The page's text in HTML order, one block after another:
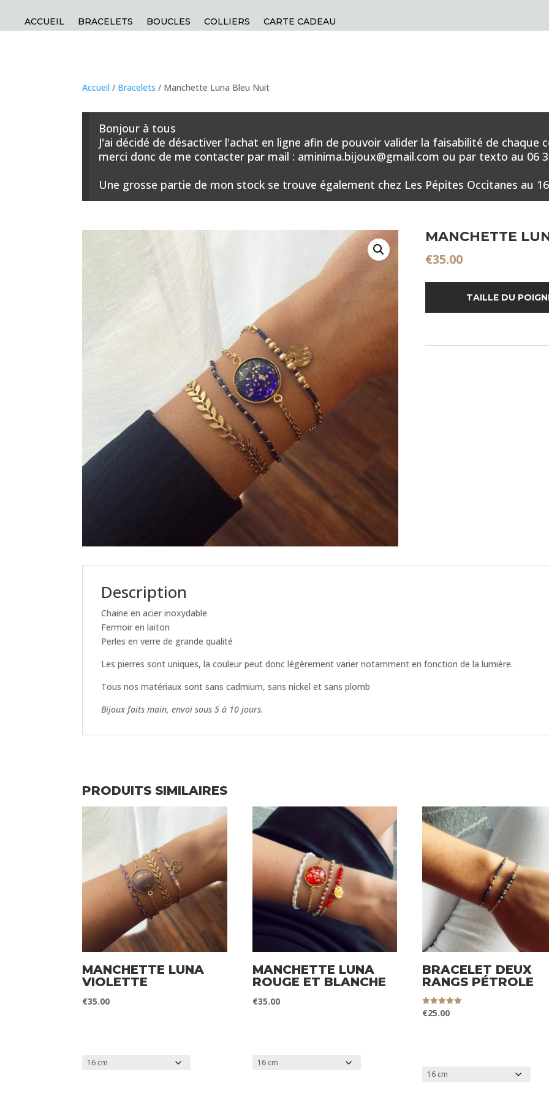
ACCUEIL BRACELETS BOUCLES COLLIERS CARTE CADEAU
Accueil / Bracelets / Manchette Luna Bleu Nuit
Bonjour à tous
J'ai décidé de désactiver l'achat en ligne afin de pouvoir valider la faisabilité de
merci donc de me contacter par mail : aminima.bijoux@gmail.com ou par texto au 06
Une grosse partie de mon stock se trouve également chez Les Pépites Occitanes au
MANCHETTE
€35.00
TAILLE DU
Description
Chaine en acier inoxydable
Fermoir en laiton
Perles en verre de grande qualité
Les pierres sont uniques, la couleur peut donc légèrement varier notamment en fonction de la lumière.
Tous nos matériaux sont sans cadmium, sans nickel et sans plomb
Bijoux faits main, envoi sous 5 à 10 jours.
PRODUITS SIMILAIRES
MANCHETTE LUNA
VIOLETTE
€35.00
MANCHETTE LUNA
ROUGE ET BLANCHE
€35.00
BRACELET DEUX
RANGS PÉTROLE
Note
5.00
€25.00